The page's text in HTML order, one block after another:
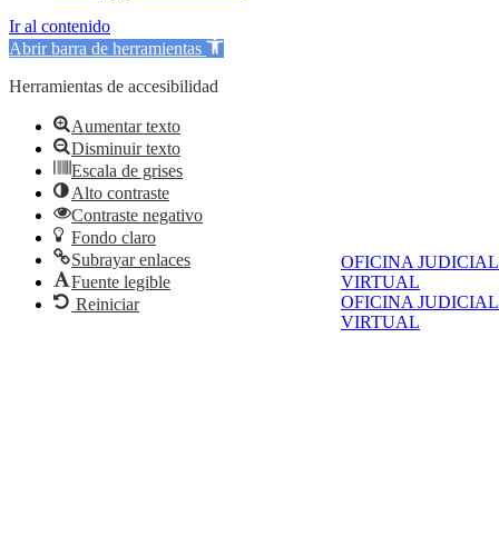
OFICINA JUDICIAL
VIRTUAL
OFICINA JUDICIAL
VIRTUAL
Ir al contenido
Abrir barra de herramientas
Herramientas de accesibilidad
Aumentar texto
Disminuir texto
Escala de grises
Alto contraste
Contraste negativo
Fondo claro
Subrayar enlaces
Fuente legible
Reiniciar